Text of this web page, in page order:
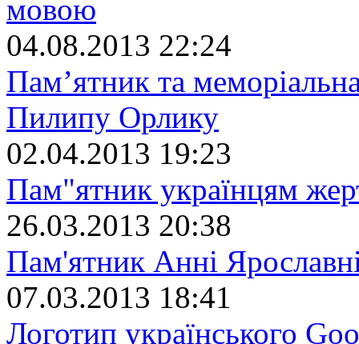
мовою
04.08.2013 22:24
Пам’ятник та
Пилипу Орлику
02.04.2013 19:23
Пам"ятник українцям
26.03.2013 20:38
Пам'ятник Анні
07.03.2013 18:41
Логотип українського